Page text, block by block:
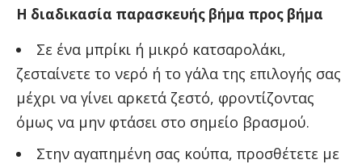
Η διαδικασία παρασκευής βήμα προς βήμα
Σε ένα μπρίκι ή μικρό κατσαρολάκι,
ζεσταίνετε το νερό ή το γάλα της επιλογής σας
μέχρι να γίνει αρκετά ζεστό, φροντίζοντας
όμως να μην φτάσει στο σημείο βρασμού.
Στην αγαπημένη σας κούπα, προσθέτετε με